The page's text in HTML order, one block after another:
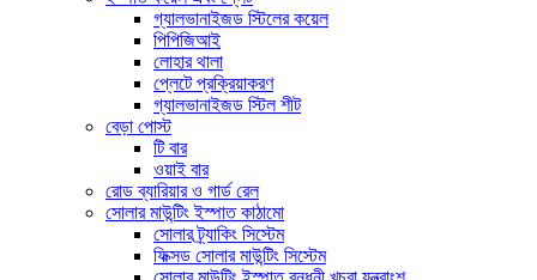
গ্যালভানাইজড স্টিলের কয়েল
পিপিজিআই
লোহার থালা
প্লেটে প্রক্রিয়াকরণ
গ্যালভানাইজড স্টিল শীট
বেড়া পোস্ট
টি বার
ওয়াই বার
রোড ব্যারিয়ার ও গার্ড রেল
সোলার মাউন্টিং ইস্পাত কাঠামো
সোলার ট্র্যাকিং সিস্টেম
ফিক্সড সোলার মাউন্টিং সিস্টেম